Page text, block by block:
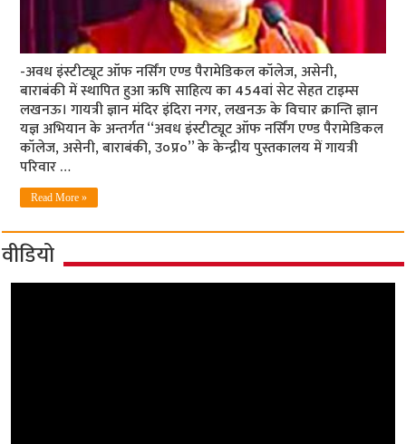
-अवध इंस्टीट्यूट ऑफ नर्सिंग एण्ड पैरामेडिकल कॉलेज, असेनी,
बाराबंकी में स्थापित हुआ ऋषि साहित्य का 454वां सेट सेहत टाइम्स
लखनऊ। गायत्री ज्ञान मंदिर इंदिरा नगर, लखनऊ के विचार क्रान्ति ज्ञान
यज्ञ अभियान के अन्तर्गत ‘‘अवध इंस्टीट्यूट ऑफ नर्सिंग एण्ड पैरामेडिकल
कॉलेज, असेनी, बाराबंकी, उ०प्र०’’ के केन्द्रीय पुस्तकालय में गायत्री
परिवार …
Read More »
वीडियो